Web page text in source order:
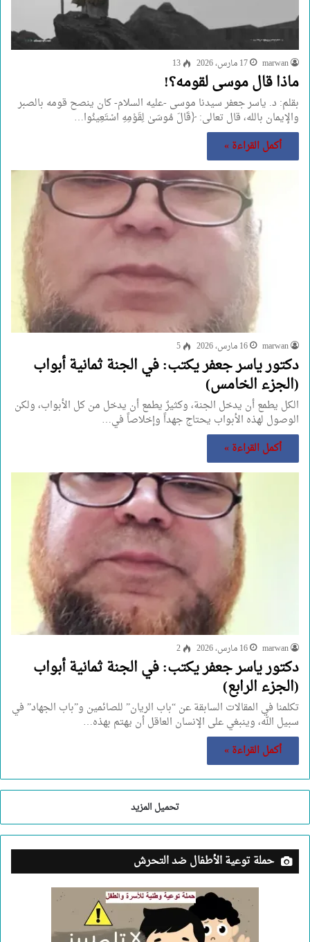
marwan 17 مارس، 2026 13
ماذا قال موسى لقومه؟!
بقلم: د. ياسر جعفر سيدنا موسى -عليه السلام- كان ينصح قومه بالصبر
والإيمان بالله، قال تعالى: ﴿قَالَ مُوسَىٰ لِقَوْمِهِ اسْتَعِينُوا…
أكمل القراءة »
marwan 16 مارس، 2026 5
دكتور ياسر جعفر يكتب: في الجنة ثمانية أبواب
(الجزء الخامس)
الكل يطمع أن يدخل الجنة، وكثيرٌ يطمع أن يدخل من كل الأبواب، ولكن
الوصول لهذه الأبواب يحتاج جهداً وإخلاصاً في…
أكمل القراءة »
marwan 16 مارس، 2026 2
دكتور ياسر جعفر يكتب: في الجنة ثمانية أبواب
(الجزء الرابع)
تكلمنا في المقالات السابقة عن “باب الريان” للصائمين و”باب الجهاد” في
سبيل الله، وينبغي على الإنسان العاقل أن يهتم بهذه…
أكمل القراءة »
تحميل المزيد
حملة توعية الأطفال ضد التحرش